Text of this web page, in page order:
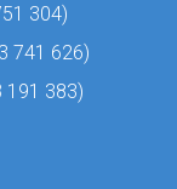
304)
741 626)
191 383)